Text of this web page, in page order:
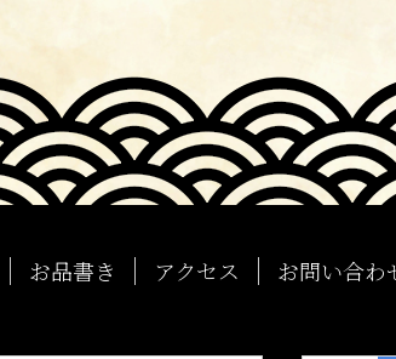
お品書き アクセス お問い合わ